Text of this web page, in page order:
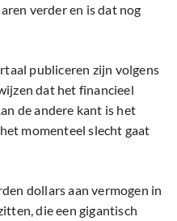
verder en is dat nog
publiceren zijn volgens
dat het financieel
de andere kant is het
momenteel slecht gaat
dollars aan vermogen in
die een gigantisch